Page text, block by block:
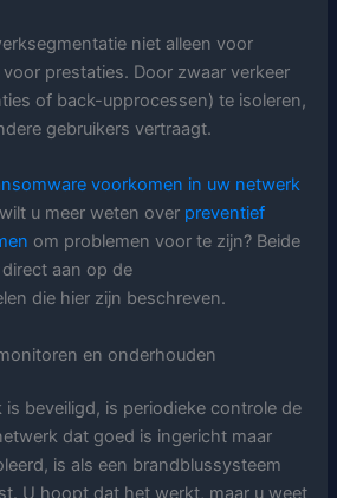
niet alleen voor
prestaties. Door zwaar verkeer
of back-upprocessen) te isoleren,
gebruikers vertraagt.
voorkomen in uw netwerk
u meer weten over preventief
om problemen voor te zijn? Beide
aan op de
die hier zijn beschreven.
en onderhouden
is beveiligd, is periodieke controle de
dat goed is ingericht maar
is als een brandblussysteem